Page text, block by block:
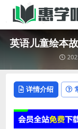
英语儿童绘本
详情介绍